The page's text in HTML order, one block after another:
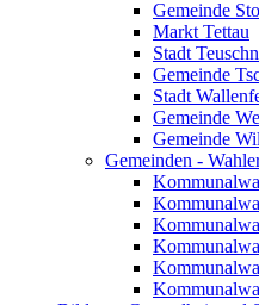
Gemeinde
Markt Tettau
Stadt
Gemeinde
Stadt
Gemeinde
Gemeinde
Gemeinden -